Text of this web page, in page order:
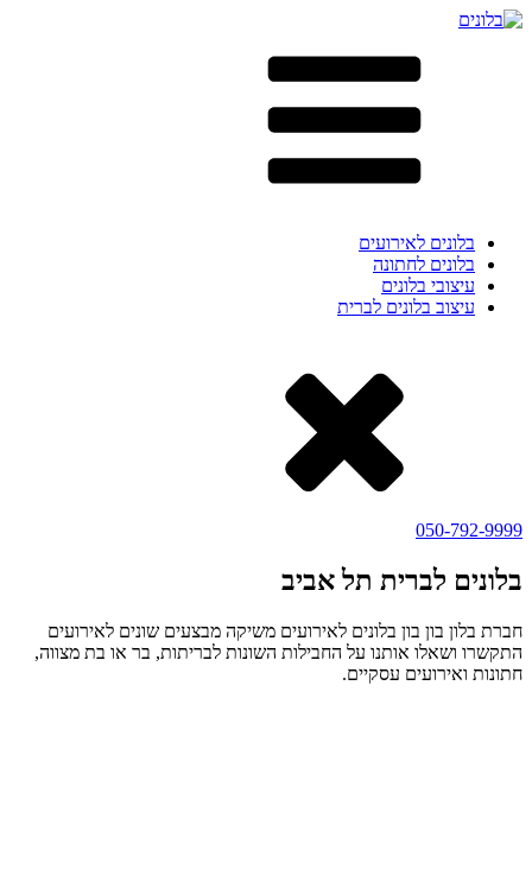
בלונים לאירועים
בלונים לחתונה
עיצובי בלונים
עיצוב בלונים לברית
050-792-9999
בלונים לברית תל אביב
חברת בלון בון בון בלונים לאירועים משיקה מבצעים שונים לאירועים
התקשרו ושאלו אותנו על החבילות השונות לבריתות, בר או בת מצווה,
חתונות ואירועים עסקיים.